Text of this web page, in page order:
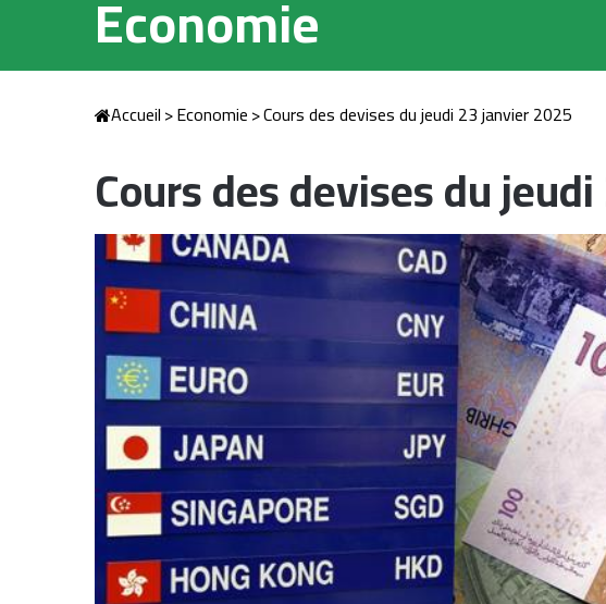
Economie
Accueil>Economie>Cours des devises du jeudi 23 janvier 2025
Cours des devises du